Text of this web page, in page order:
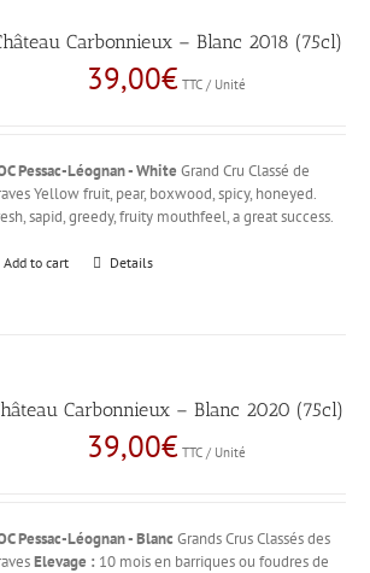
Carbonnieux – Blanc 2018 (75cl)
39,00€ TTC / Unité
Pessac-Léognan - White Grand Cru Classé de
Yellow fruit, pear, boxwood, spicy, honeyed.
sapid, greedy, fruity mouthfeel, a great success.
Add to cart Details
Carbonnieux – Blanc 2020 (75cl)
39,00€ TTC / Unité
Pessac-Léognan - Blanc Grands Crus Classés des
Elevage : 10 mois en barriques ou foudres de